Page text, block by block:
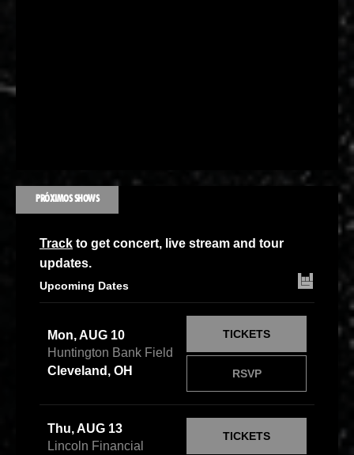
PRÓXIMOS SHOWS
Track to get concert, live stream and tour
updates.
Upcoming Dates
Mon, AUG 10
Huntington Bank Field
Cleveland, OH
RSVP
TICKETS
Thu, AUG 13
Lincoln Financial
TICKETS